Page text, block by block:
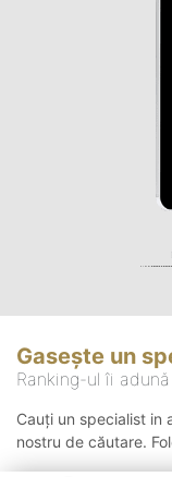
Gasește un
Ranking-ul îi
Cauți un specialist in
nostru de căutare.